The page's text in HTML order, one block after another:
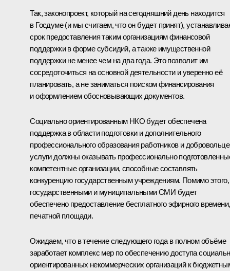
Так, законопроект, который на сегодняшний день находится
в Госдуме (и мы считаем, что он будет принят),
срок предоставления таким организациям финансовой
поддержки в форме субсидий, а также имущественной
поддержки не менее чем на два года. Это позволит им
сосредоточиться на основной деятельности и уверенно её
планировать, а не заниматься поиском финансирования
и оформлением обосновывающих документов.
Социально ориентированным НКО будет обеспечена
поддержка в области подготовки и дополнительного
профессионального образования работников и
услуги должны оказывать профессионально
компетентные организации, способные составлять
конкуренцию государственным учреждениям. Помимо этого,
государственными и муниципальными СМИ будет
обеспечено предоставление бесплатного эфирного времени,
печатной площади.
Ожидаем, что в течение следующего года в полном объёме
заработает комплекс мер по обеспечению доступа
ориентированных некоммерческих организаций к